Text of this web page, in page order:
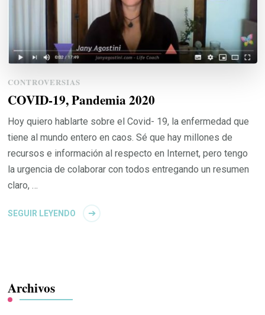
CONTROVERSIAS
COVID-19, Pandemia 2020
Hoy quiero hablarte sobre el Covid- 19, la enfermedad que
tiene al mundo entero en caos. Sé que hay millones de
recursos e información al respecto en Internet, pero tengo
la urgencia de colaborar con todos entregando un resumen
claro, …
SEGUIR LEYENDO
Archivos